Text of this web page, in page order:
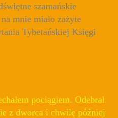
szamańskie
mnie miało zażyte
Tybetańskiej Księgi
pociągiem. Odebrał
z dworca i chwilę później